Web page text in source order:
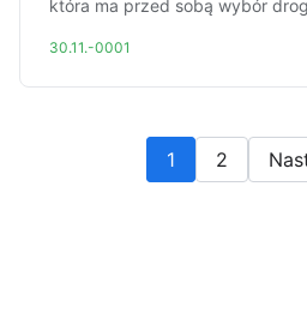
która ma przed sobą wybór
30.11.-0001
1 2